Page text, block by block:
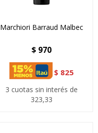
Marchiori Barraud Malbec
$ 970
$ 825
3 cuotas sin interés de
323,33